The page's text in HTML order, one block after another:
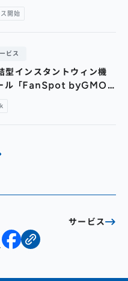
るキャンペーンを実施～
開始
ビス
型インスタントウィン機
ル「FanSpot byGMO
を初導入、活用したキャ
サービス